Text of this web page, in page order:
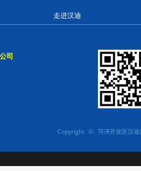
走进汉迪
司
Copyright © 菏泽开发区汉迪